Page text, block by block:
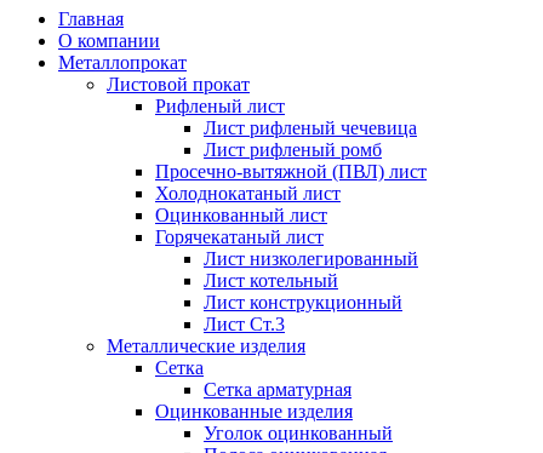
Главная
О компании
Металлопрокат
Листовой прокат
Рифленый лист
Лист рифленый чечевица
Лист рифленый ромб
Просечно-вытяжной (ПВЛ) лист
Холоднокатаный лист
Оцинкованный лист
Горячекатаный лист
Лист низколегированный
Лист котельный
Лист конструкционный
Лист Ст.3
Металлические изделия
Сетка
Сетка арматурная
Оцинкованные изделия
Уголок оцинкованный